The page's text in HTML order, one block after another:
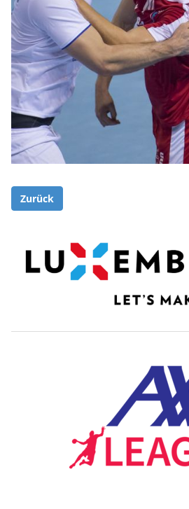
Zurück